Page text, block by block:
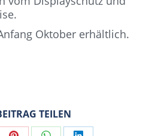
Oktober erhältlich.
TEILEN